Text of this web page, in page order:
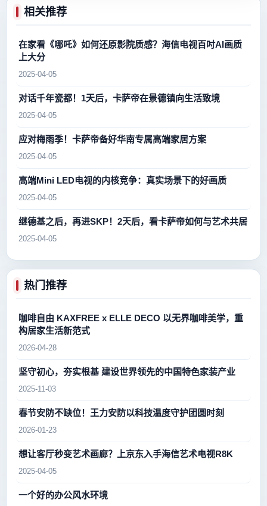
相关推荐
在家看《哪吒》如何还原影院质感？海信电视百吋AI画质
上大分
2025-04-05
对话千年瓷都！1天后，卡萨帝在景德镇向生活致境
2025-04-05
应对梅雨季！卡萨帝备好华南专属高端家居方案
2025-04-05
高端Mini LED电视的内核竞争：真实场景下的好画质
2025-04-05
继德基之后，再进SKP！2天后，看卡萨帝如何与艺术共居
2025-04-05
热门推荐
咖啡自由 KAXFREE x ELLE DECO 以无界咖啡美学，重
构居家生活新范式
2026-04-28
坚守初心，夯实根基 建设世界领先的中国特色家装产业
2025-11-03
春节安防不缺位！王力安防以科技温度守护团圆时刻
2026-01-23
想让客厅秒变艺术画廊？上京东入手海信艺术电视R8K
2025-04-05
一个好的办公风水环境